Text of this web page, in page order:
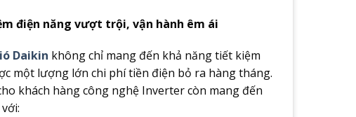
điện năng vượt trội, vận hành êm ái
Daikin không chỉ mang đến khả năng tiết kiệm
một lượng lớn chi phí tiền điện bỏ ra hàng tháng.
khách hàng công nghệ Inverter còn mang đến